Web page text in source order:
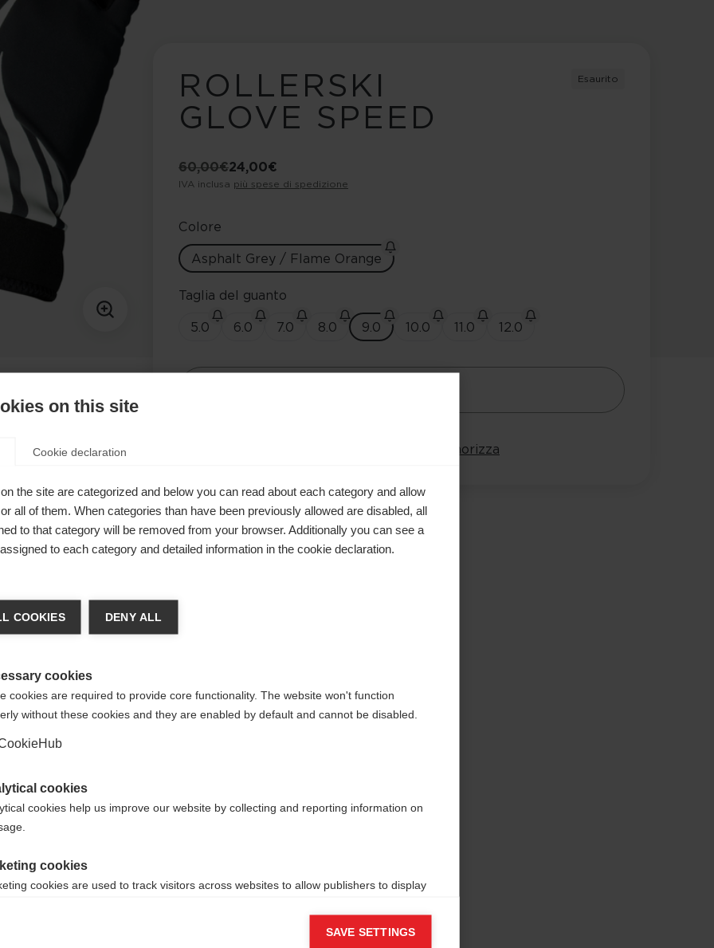
ROLLERSKI
GLOVE SPEED
Esaurito
60,00 €24,00 €
IVA inclusa più spese di spedizione
Colore
Asphalt Grey / Flame Orange
Taglia del guanto
5.0
6.0 7.0 8.0 9.0 10.0 11.0 12.0
Memorizza
lo
e ad
Il
del
lingua
Vereinigte Staaten (Englisch)
Sì, desidero essere reindirizzato
on this site
Cookie declaration
the site are categorized and below you can read about each category and allow
all of them. When categories than have been previously allowed are disabled, all
to that category will be removed from your browser. Additionally you can see a
to each category and detailed information in the cookie declaration.
COOKIES DENY ALL
cookies
cookies are required to provide core functionality. The website won't function
without these cookies and they are enabled by default and cannot be disabled.
cookies
cookies help us improve our website by collecting and reporting information on
cookies
cookies are used to track visitors across websites to allow publishers to display
SAVE SETTINGS